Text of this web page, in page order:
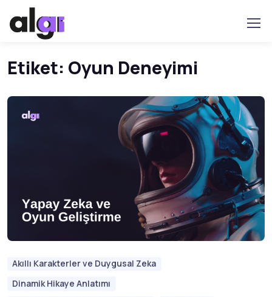
Etiket: Oyun Deneyimi
Akıllı Karakterler ve Duygusal Zeka
Dinamik Hikaye Anlatımı